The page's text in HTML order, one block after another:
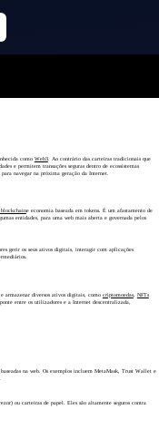
como Web3. Ao contrário das carteiras tradicionais que
e permitem transações seguras dentro de ecossistemas
navegar na próxima geração da Internet.
e economia baseada em tokens. É um afastamento de
entidades, para uma web mais aberta e governada pelos
gerir os seus ativos digitais, interagir com aplicações
armazenar diversos ativos digitais, como criptomoedas, NFTs
entre os utilizadores e a Internet descentralizada,
na web. Os exemplos incluem MetaMask, Trust Wallet e
ou carteiras de papel. Eles são altamente seguros contra